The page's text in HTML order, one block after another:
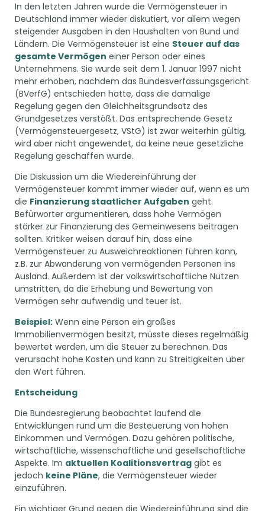
In den letzten Jahren wurde die Vermögensteuer in
Deutschland immer wieder diskutiert, vor allem wegen
steigender Ausgaben in den Haushalten von Bund und
Ländern. Die Vermögensteuer ist eine Steuer auf das
gesamte Vermögen einer Person oder eines
Unternehmens. Sie wurde seit dem 1. Januar 1997 nicht
mehr erhoben, nachdem das Bundesverfassungsgericht
(BVerfG) entschieden hatte, dass die damalige
Regelung gegen den Gleichheitsgrundsatz des
Grundgesetzes verstößt. Das entsprechende Gesetz
(Vermögensteuergesetz, VStG) ist zwar weiterhin gültig,
wird aber nicht angewendet, da keine neue gesetzliche
Regelung geschaffen wurde.
Die Diskussion um die Wiedereinführung der
Vermögensteuer kommt immer wieder auf, wenn es um
die Finanzierung staatlicher Aufgaben geht.
Befürworter argumentieren, dass hohe Vermögen
stärker zur Finanzierung des Gemeinwesens beitragen
sollten. Kritiker weisen darauf hin, dass eine
Vermögensteuer zu Ausweichreaktionen führen kann,
z.B. zur Abwanderung von vermögenden Personen ins
Ausland. Außerdem ist der volkswirtschaftliche Nutzen
umstritten, da die Erhebung und Bewertung von
Vermögen sehr aufwendig und teuer ist.
Beispiel: Wenn eine Person ein großes
Immobilienvermögen besitzt, müsste dieses regelmäßig
bewertet werden, um die Steuer zu berechnen. Das
verursacht hohe Kosten und kann zu Streitigkeiten über
den Wert führen.
Entscheidung
Die Bundesregierung beobachtet laufend die
Entwicklungen rund um die Besteuerung von hohen
Einkommen und Vermögen. Dazu gehören politische,
wirtschaftliche, wissenschaftliche und gesellschaftliche
Aspekte. Im aktuellen Koalitionsvertrag gibt es
jedoch keine Pläne, die Vermögensteuer wieder
einzuführen.